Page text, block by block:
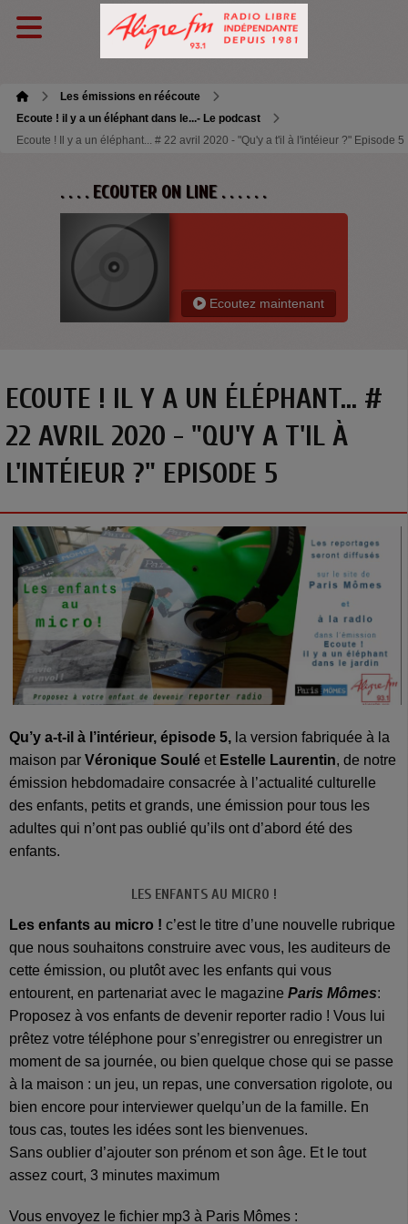
Les émissions en réécoute
Ecoute ! il y a un éléphant dans le...- Le podcast
Ecoute ! Il y a un éléphant... # 22 avril 2020 - "Qu'y a t'il à l'intéieur ?" Episode 5
. . . . ECOUTER ON LINE . . . . . .
Ecoutez maintenant
ECOUTE ! IL Y A UN ÉLÉPHANT... #
22 AVRIL 2020 - "QU'Y A T'IL À
L'INTÉIEUR ?" EPISODE 5
Qu’y a-t-il à l’intérieur, épisode 5, la version fabriquée à la
maison par Véronique Soulé et Estelle Laurentin, de notre
émission hebdomadaire consacrée à l’actualité culturelle
des enfants, petits et grands, une émission pour tous les
adultes qui n’ont pas oublié qu’ils ont d’abord été des
enfants.
LES ENFANTS AU MICRO !
Les enfants au micro ! c’est le titre d’une nouvelle rubrique
que nous souhaitons construire avec vous, les auditeurs de
cette émission, ou plutôt avec les enfants qui vous
entourent, en partenariat avec le magazine Paris Mômes:
Proposez à vos enfants de devenir reporter radio ! Vous lui
prêtez votre téléphone pour s’enregistrer ou enregistrer un
moment de sa journée, ou bien quelque chose qui se passe
à la maison : un jeu, un repas, une conversation rigolote, ou
bien encore pour interviewer quelqu’un de la famille. En
tous cas, toutes les idées sont les bienvenues.
Sans oublier d’ajouter son prénom et son âge. Et le tout
assez court, 3 minutes maximum
Vous envoyez le fichier mp3 à Paris Mômes :